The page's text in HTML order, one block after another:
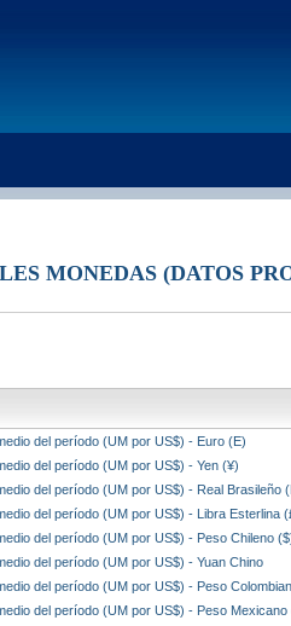
MONEDAS (DATOS
del período (UM por US$) - Euro (E)
del período (UM por US$) - Yen (¥)
del período (UM por US$) - Real Brasileño
del período (UM por US$) - Libra Esterlina
del período (UM por US$) - Peso Chileno
del período (UM por US$) - Yuan Chino
del período (UM por US$) - Peso
del período (UM por US$) - Peso Mexicano